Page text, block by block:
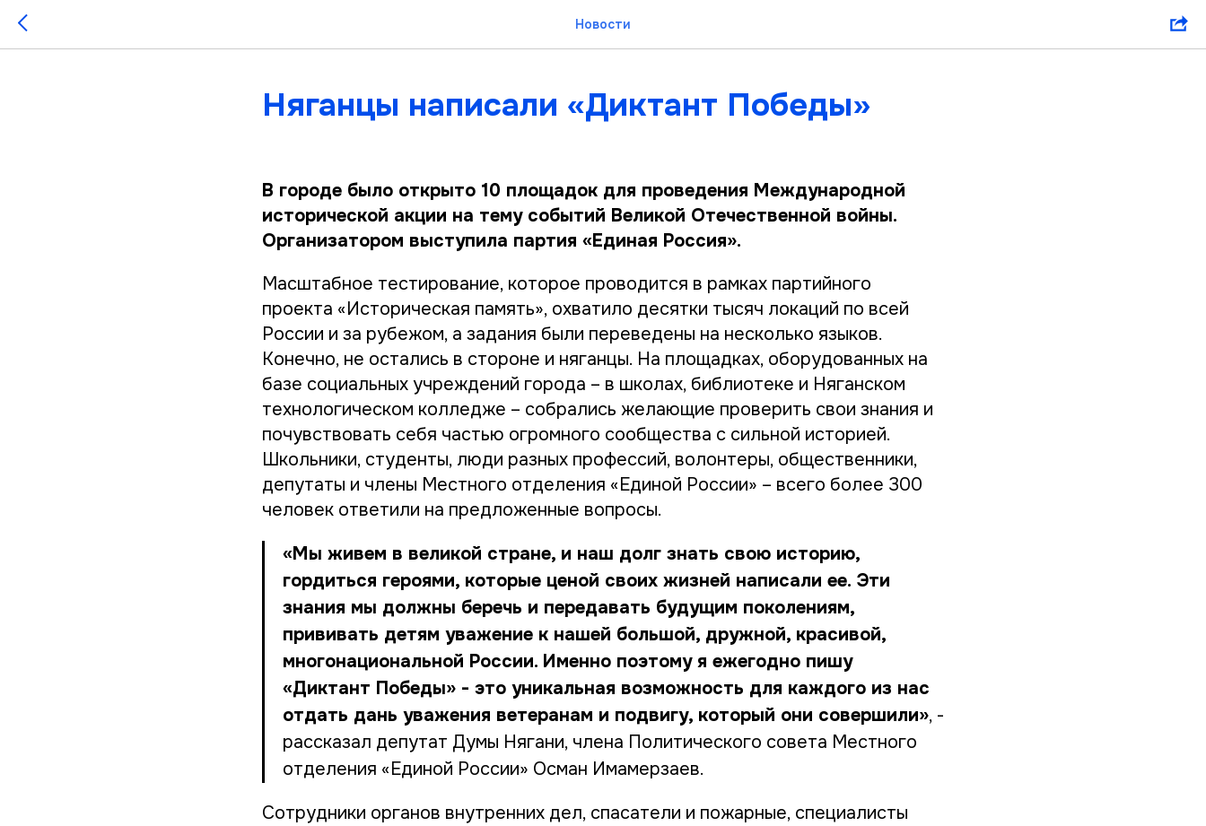
Новости
Няганцы написали «Диктант Победы»
В городе было открыто 10 площадок для проведения Международной
исторической акции на тему событий Великой Отечественной войны.
Организатором выступила партия «Единая Россия».
Масштабное тестирование, которое проводится в рамках партийного
проекта «Историческая память», охватило десятки тысяч локаций по всей
России и за рубежом, а задания были переведены на несколько языков.
Конечно, не остались в стороне и няганцы. На площадках, оборудованных на
базе социальных учреждений города – в школах, библиотеке и Няганском
технологическом колледже – собрались желающие проверить свои знания и
почувствовать себя частью огромного сообщества с сильной историей.
Школьники, студенты, люди разных профессий, волонтеры, общественники,
депутаты и члены Местного отделения «Единой России» – всего более 300
человек ответили на предложенные вопросы.
«Мы живем в великой стране, и наш долг знать свою историю,
гордиться героями, которые ценой своих жизней написали ее. Эти
знания мы должны беречь и передавать будущим поколениям,
прививать детям уважение к нашей большой, дружной, красивой,
многонациональной России. Именно поэтому я ежегодно пишу
«Диктант Победы» - это уникальная возможность для каждого из нас
отдать дань уважения ветеранам и подвигу, который они совершили», -
рассказал депутат Думы Нягани, члена Политического совета Местного
отделения «Единой России» Осман Имамерзаев.
Сотрудники органов внутренних дел, спасатели и пожарные, специалисты